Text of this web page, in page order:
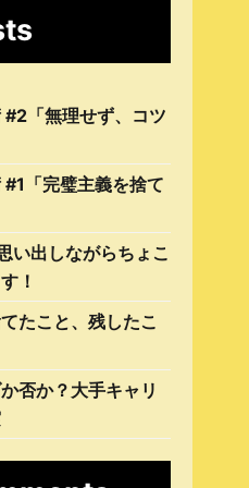
「無理せず、コツ
「完璧主義を捨て
い出しながらちょこ
！
たこと、残したこ
否か？大手キャリ